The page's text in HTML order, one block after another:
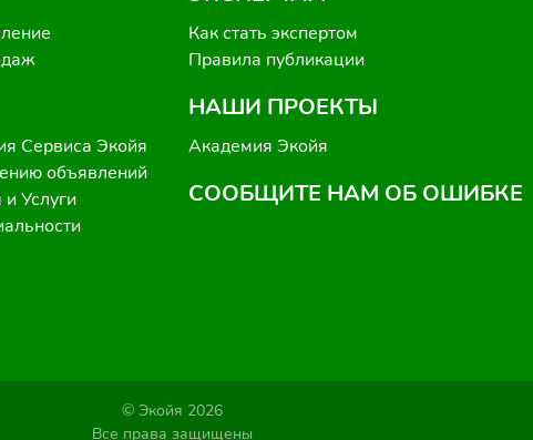
Сервиса Экойя
объявлений
Услуги
Как стать экспертом
Правила публикации
НАШИ ПРОЕКТЫ
Академия Экойя
СООБЩИТЕ НАМ ОБ ОШИБКЕ
© Экойя 2026
Все права защищены